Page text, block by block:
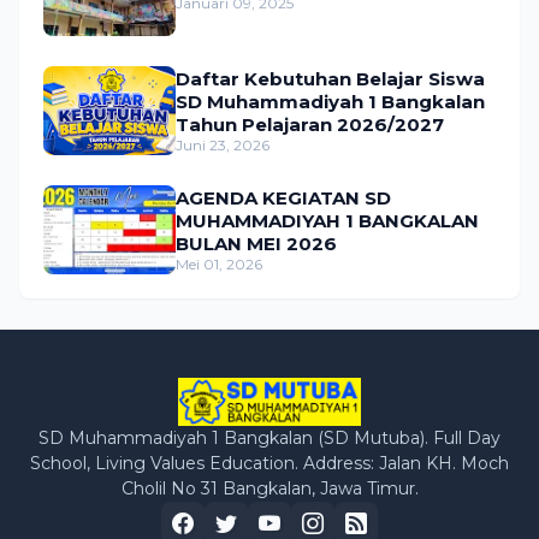
Daftar Kebutuhan Belajar Siswa
SD Muhammadiyah 1 Bangkalan
Tahun Pelajaran 2026/2027
Juni 23, 2026
AGENDA KEGIATAN SD
MUHAMMADIYAH 1 BANGKALAN
BULAN MEI 2026
Mei 01, 2026
SD Muhammadiyah 1 Bangkalan (SD Mutuba). Full Day
School, Living Values Education. Address: Jalan KH. Moch
Cholil No 31 Bangkalan, Jawa Timur.